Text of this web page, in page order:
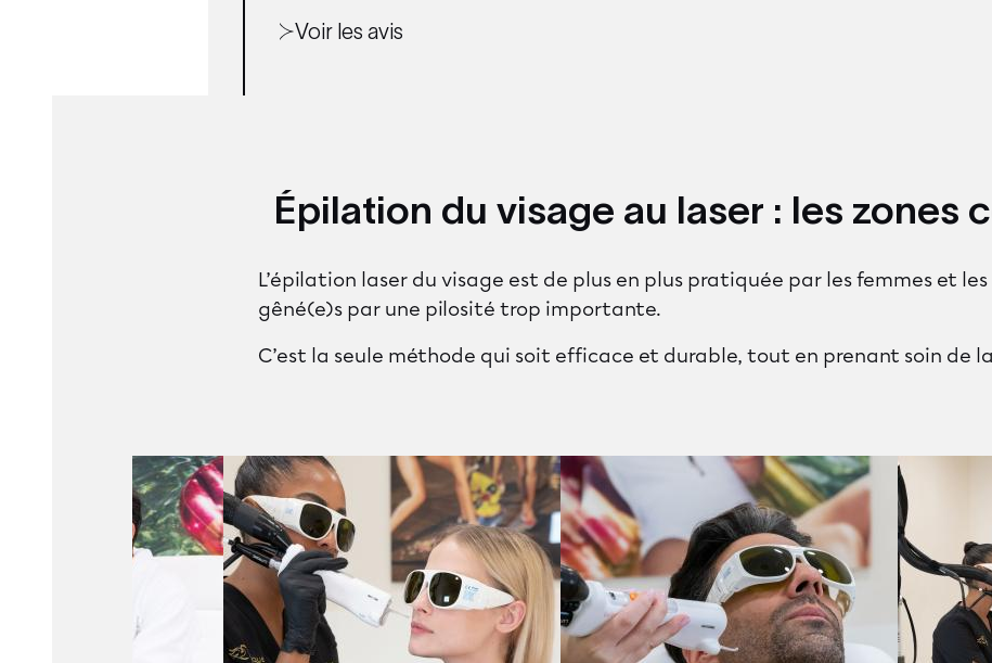
Voir les avis
Épilation du visage au laser : les zones
L’épilation laser du visage est de plus en plus pratiquée par les femmes et
gêné(e)s par une pilosité trop importante.
C’est la seule méthode qui soit efficace et durable, tout en prenant soin de